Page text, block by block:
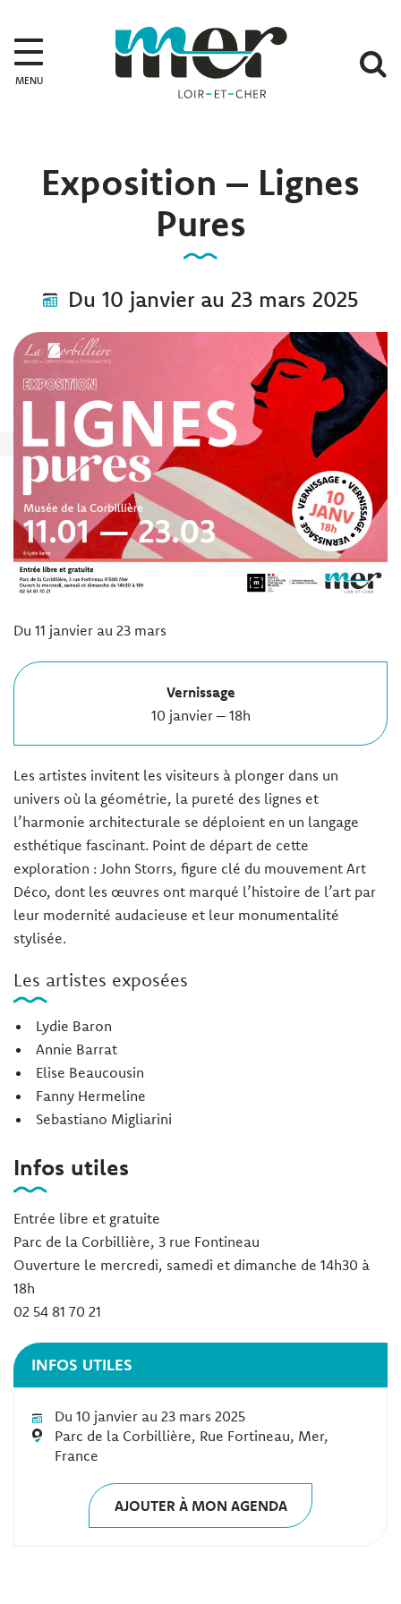
MENU
Exposition – Lignes
Pures
Du 10 janvier au 23 mars 2025
Du 11 janvier au 23 mars
Vernissage
10 janvier – 18h
Les artistes invitent les visiteurs à plonger dans un
univers où la géométrie, la pureté des lignes et
l’harmonie architecturale se déploient en un langage
esthétique fascinant. Point de départ de cette
exploration : John Storrs, figure clé du mouvement Art
Déco, dont les œuvres ont marqué l’histoire de l’art par
leur modernité audacieuse et leur monumentalité
stylisée.
Les artistes exposées
Lydie Baron
Annie Barrat
Elise Beaucousin
Fanny Hermeline
Sebastiano Migliarini
Infos utiles
Entrée libre et gratuite
Parc de la Corbillière, 3 rue Fontineau
Ouverture le mercredi, samedi et dimanche de 14h30 à
18h
02 54 81 70 21
INFOS UTILES
Du 10 janvier au 23 mars 2025
Parc de la Corbillière, Rue Fortineau, Mer,
France
AJOUTER À MON AGENDA